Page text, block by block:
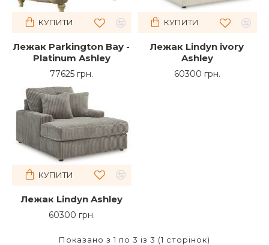
Лежак Parkіngton Bay -
Platіnum Ashley
77625 грн.
КУПИТИ
Лежак Lindyn ivory
Ashley
60300 грн.
КУПИТИ
Лежак Lindyn Ashley
60300 грн.
КУПИТИ
Показано з 1 по 3 із 3 (1 сторінок)